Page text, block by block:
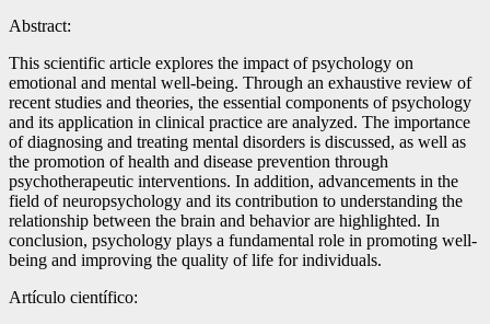
Abstract:
This scientific article explores the impact of psychology on
emotional and mental well-being. Through an exhaustive review of
recent studies and theories, the essential components of psychology
and its application in clinical practice are analyzed. The importance
of diagnosing and treating mental disorders is discussed, as well as
the promotion of health and disease prevention through
psychotherapeutic interventions. In addition, advancements in the
field of neuropsychology and its contribution to understanding the
relationship between the brain and behavior are highlighted. In
conclusion, psychology plays a fundamental role in promoting well-
being and improving the quality of life for individuals.
Artículo científico: